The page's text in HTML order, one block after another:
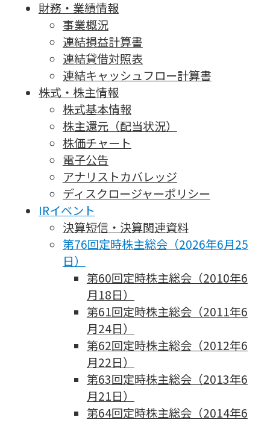
財務・業績情報
事業概況
連結損益計算書
連結貸借対照表
連結キャッシュフロー計算書
株式・株主情報
株式基本情報
株主還元（配当状況）
株価チャート
電子公告
アナリストカバレッジ
ディスクロージャーポリシー
IRイベント
決算短信・決算関連資料
第76回定時株主総会（2026年6月25
日）
第60回定時株主総会（2010年6
月18日）
第61回定時株主総会（2011年6
月24日）
第62回定時株主総会（2012年6
月22日）
第63回定時株主総会（2013年6
月21日）
第64回定時株主総会（2014年6